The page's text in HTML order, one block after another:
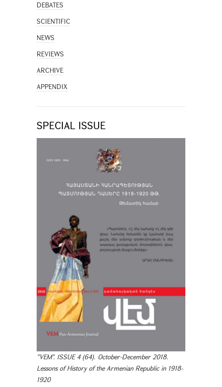
DEBATES
SCIENTIFIC
NEWS
REVIEWS
ARCHIVE
APPENDIX
SPECIAL ISSUE
"VEM". ISSUE 4 (64). October-December 2018.
Lessons of History of the Armenian Republic in 1918-
1920